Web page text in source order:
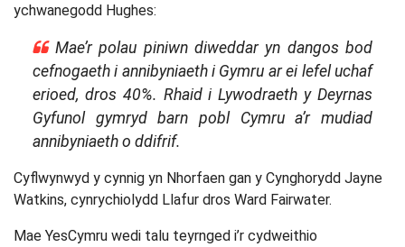
ychwanegodd Hughes:
Mae’r polau piniwn diweddar yn dangos bod
cefnogaeth i annibyniaeth i Gymru ar ei lefel uchaf
erioed, dros 40%. Rhaid i Lywodraeth y Deyrnas
Gyfunol gymryd barn pobl Cymru a’r mudiad
annibyniaeth o ddifrif.
Cyflwynwyd y cynnig yn Nhorfaen gan y Cynghorydd Jayne
Watkins, cynrychiolydd Llafur dros Ward Fairwater.
Mae YesCymru wedi talu teyrnged i’r cydweithio